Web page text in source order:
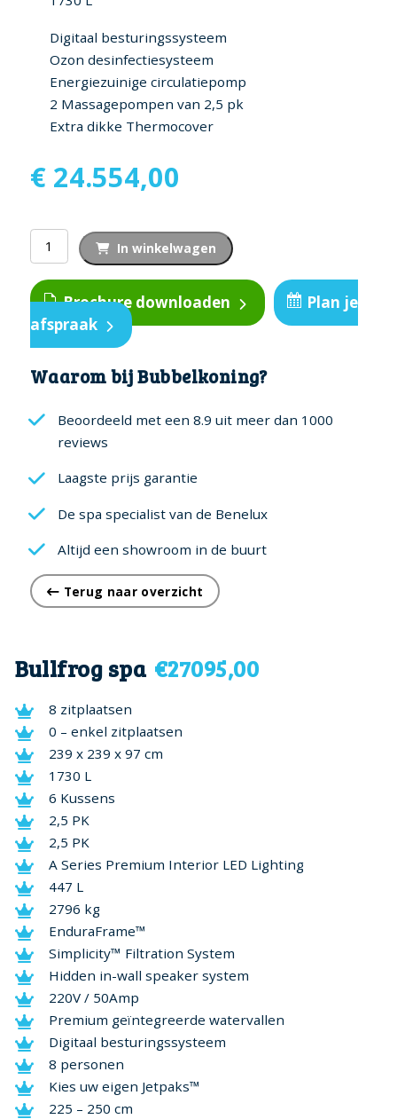
Digitaal besturingssysteem
Ozon desinfectiesysteem
Energiezuinige circulatiepomp
2 Massagepompen van 2,5 pk
Extra dikke Thermocover
€ 24.554,00
Bullfrog
Spa
A8L
Luxury
aantal
In winkelwagen
Brochure downloaden
Plan je
afspraak
Waarom bij Bubbelkoning?
Beoordeeld met een 8.9 uit meer dan 1000
reviews
Laagste prijs garantie
De spa specialist van de Benelux
Altijd een showroom in de buurt
Terug naar overzicht
Bullfrog spa €27095,00
8 zitplaatsen
0 – enkel zitplaatsen
239 x 239 x 97 cm
1730 L
6 Kussens
2,5 PK
2,5 PK
A Series Premium Interior LED Lighting
447 L
2796 kg
EnduraFrame™
Simplicity™ Filtration System
Hidden in-wall speaker system
220V / 50Amp
Premium geïntegreerde watervallen
Digitaal besturingssysteem
8 personen
Kies uw eigen Jetpaks™
225 – 250 cm